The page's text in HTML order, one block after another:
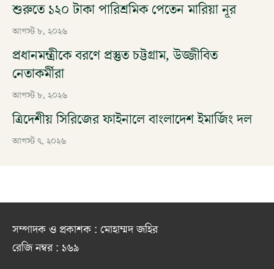
শুরুতে ১২০ টাকা পারিশ্রমিক পেতেন মারিয়া নূর
আগস্ট ৮, ২০২৬
প্রধানমন্ত্রীকে বরণে প্রস্তুত চট্টগ্রাম, উজ্জীবিত
নেতাকর্মীরা
আগস্ট ৮, ২০২৬
ত্রিদেশীয় সিরিজের ফাইনালে বাংলাদেশ ইমার্জিং দল
আগস্ট ৭, ২০২৬
সম্পাদক ও প্রকাশক : মোহাম্মদ জহির
রেজি নম্বর : ১৬৯